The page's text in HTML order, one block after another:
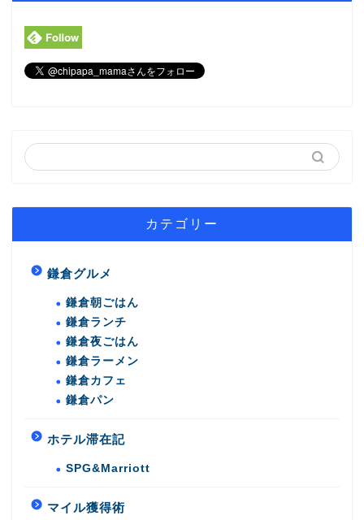
カテゴリー
鎌倉グルメ
鎌倉朝ごはん
鎌倉ランチ
鎌倉夜ごはん
鎌倉ラーメン
鎌倉カフェ
鎌倉パン
ホテル滞在記
SPG&Marriott
マイル獲得術